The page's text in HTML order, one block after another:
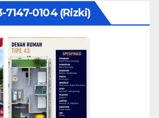
7147-0104‬ (Rizki)